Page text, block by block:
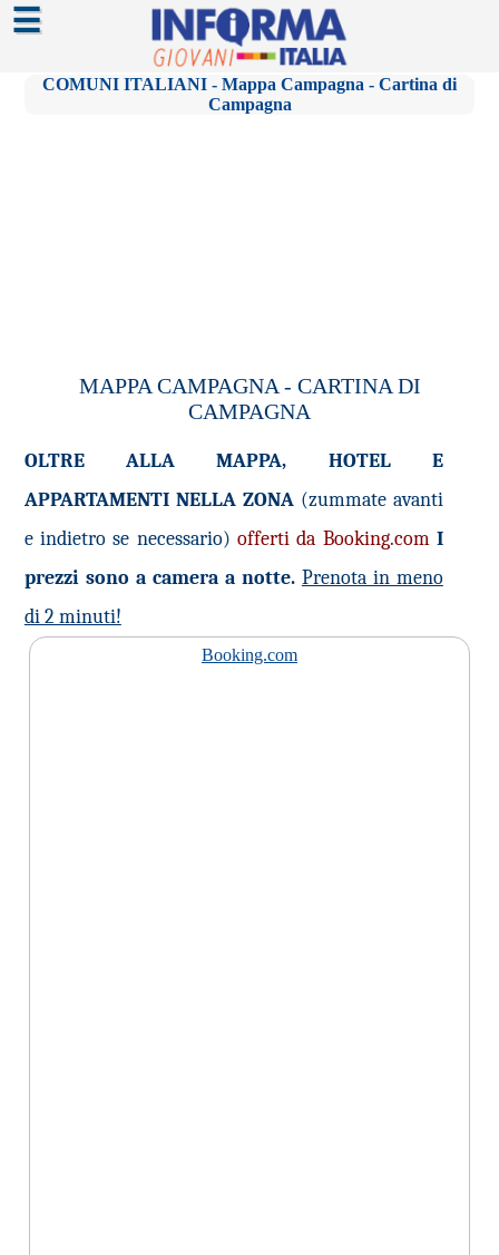
☰
COMUNI ITALIANI - Mappa Campagna - Cartina di
Campagna
MAPPA CAMPAGNA - CARTINA DI
CAMPAGNA
OLTRE ALLA MAPPA, HOTEL E
APPARTAMENTI NELLA ZONA (zummate avanti
e indietro se necessario) offerti da Booking.comI
prezzi sono a camera a notte. Prenota in meno
di 2 minuti!
Booking.com